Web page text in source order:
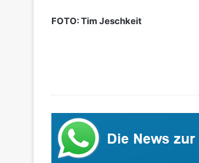
FOTO: Tim Jeschkeit